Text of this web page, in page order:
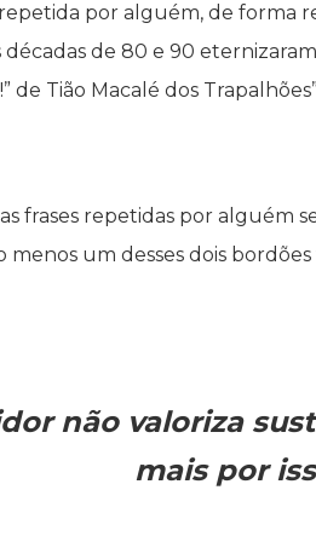
por alguém, de forma
de 80 e 90
Tião Macalé dos
frases repetidas por alguém
um desses dois
não valoriza
mais por